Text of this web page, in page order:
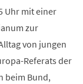
Uhr mit einer
zur
von jungen
Referats der
beim Bund,